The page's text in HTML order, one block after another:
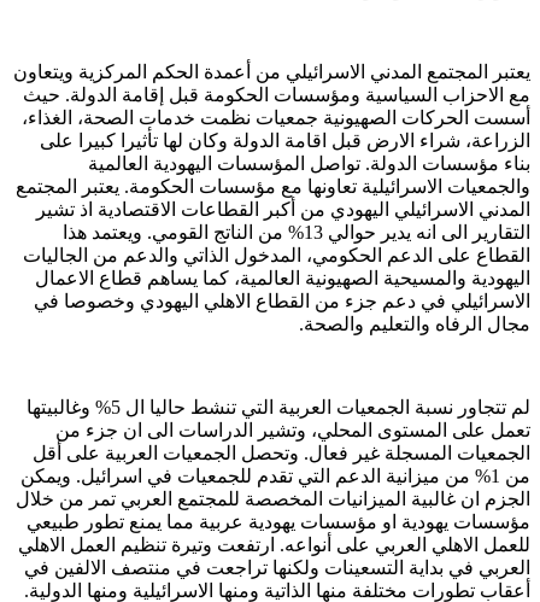
يعتبر المجتمع المدني الاسرائيلي من أعمدة الحكم المركزية ويتعاون
مع الاحزاب السياسية ومؤسسات الحكومة قبل إقامة الدولة. حيث
أسست الحركات الصهيونية جمعيات نظمت خدمات الصحة، الغذاء،
الزراعة، شراء الارض قبل اقامة الدولة وكان لها تأثيرا كبيرا على
بناء مؤسسات الدولة. تواصل المؤسسات اليهودية العالمية
والجمعيات الاسرائيلية تعاونها مع مؤسسات الحكومة. يعتبر المجتمع
المدني الاسرائيلي اليهودي من أكبر القطاعات الاقتصادية اذ تشير
التقارير الى انه يدير حوالي 13% من الناتج القومي. ويعتمد هذا
القطاع على الدعم الحكومي، المدخول الذاتي والدعم من الجاليات
اليهودية والمسيحية الصهيونية العالمية، كما يساهم قطاع الاعمال
الاسرائيلي في دعم جزء من القطاع الاهلي اليهودي وخصوصا في
مجال الرفاه والتعليم والصحة.
لم تتجاور نسبة الجمعيات العربية التي تنشط حاليا ال 5% وغالبيتها
تعمل على المستوى المحلي، وتشير الدراسات الى ان جزء من
الجمعيات المسجلة غير فعال. وتحصل الجمعيات العربية على أقل
من 1% من ميزانية الدعم التي تقدم للجمعيات في اسرائيل. ويمكن
الجزم ان غالبية الميزانيات المخصصة للمجتمع العربي تمر من خلال
مؤسسات يهودية او مؤسسات يهودية عربية مما يمنع تطور طبيعي
للعمل الاهلي العربي على أنواعه. ارتفعت وتيرة تنظيم العمل الاهلي
العربي في بداية التسعينات ولكنها تراجعت في منتصف الالفين في
أعقاب تطورات مختلفة منها الذاتية ومنها الاسرائيلية ومنها الدولية.